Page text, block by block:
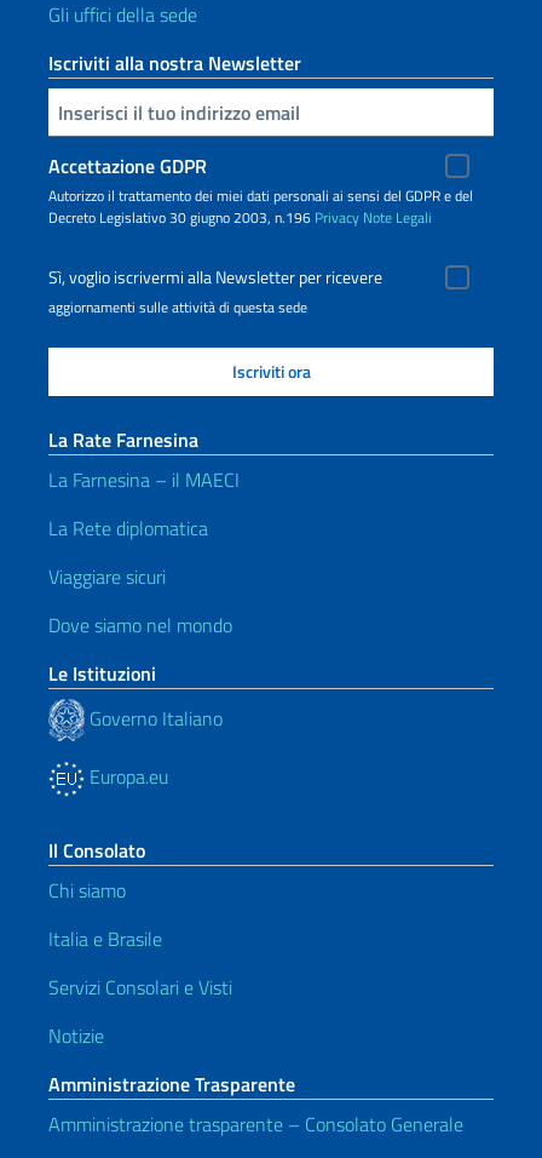
Gli uffici della sede
Iscriviti alla nostra Newsletter
Inserisci la tua email
Accettazione GDPR
Autorizzo il trattamento dei miei dati personali ai sensi del GDPR e del
Decreto Legislativo 30 giugno 2003, n.196 Privacy Note Legali
Sì, voglio iscrivermi alla Newsletter per ricevere
aggiornamenti sulle attività di questa sede
La Rate Farnesina
La Farnesina – il MAECI
La Rete diplomatica
Viaggiare sicuri
Dove siamo nel mondo
Le Istituzioni
Governo Italiano
Europa.eu
Il Consolato
Chi siamo
Italia e Brasile
Servizi Consolari e Visti
Notizie
Amministrazione Trasparente
Amministrazione trasparente – Consolato Generale